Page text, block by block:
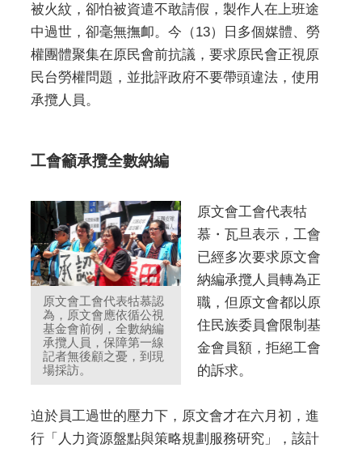
被火紋，卻怕被資遣不敢請假，製作人在上班途
中過世，卻毫無撫卹。今（13）日多個媒體、勞
權團體聚集在原民會前抗議，要求原民會正視原
民台勞權問題，並批評政府不要帶頭違法，使用
承攬人員。
工會籲承攬全數納編
原文會工會代表牯慕認
為，原文會應依循公視
基金會前例，全數納編
承攬人員，保障第一線
記者無後顧之憂，到現
場採訪。
原文會工會代表牯
慕・瓦旦表示，工會
已經多次要求原文會
納編承攬人員轉為正
職，但原文會都以原
住民族委員會限制基
金會員額，拒絕工會
的訴求。
迫於員工過世的壓力下，原文會才在六月初，進
行「人力資源盤點與策略規劃服務研究」，該計